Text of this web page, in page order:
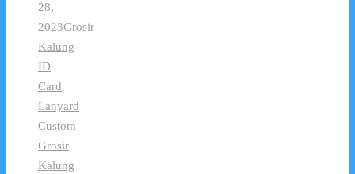
28,
2023Grosir
Kalung
ID
Card
Lanyard
Custom
Grosir
Kalung